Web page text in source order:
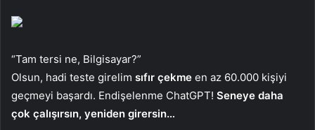
“Tam tersi ne, Bilgisayar?”
Olsun, hadi teste girelim sıfır çekme en az 60.000 kişiyi
geçmeyi başardı. Endişelenme ChatGPT! Seneye daha
çok çalışırsın, yeniden girersin…